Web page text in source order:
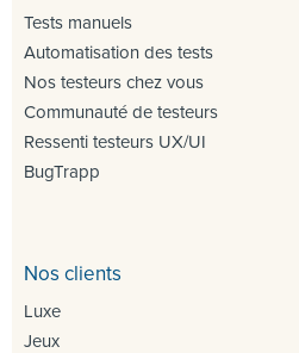
Tests manuels
Automatisation des tests
Nos testeurs chez vous
Communauté de testeurs
Ressenti testeurs UX/UI
BugTrapp
Nos clients
Luxe
Jeux